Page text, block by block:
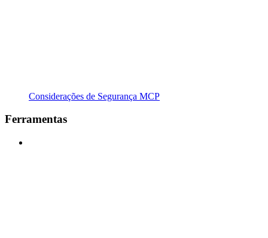
Considerações de Segurança MCP
Ferramentas